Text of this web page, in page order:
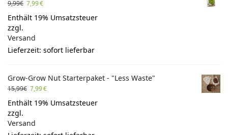
9,99€ 7,99€
Enthält 19% Umsatzsteuer
zzgl.
Versand
Lieferzeit: sofort lieferbar
Grow-Grow Nut Starterpaket - "Less Waste"
15,99€ 7,99€
Enthält 19% Umsatzsteuer
zzgl.
Versand